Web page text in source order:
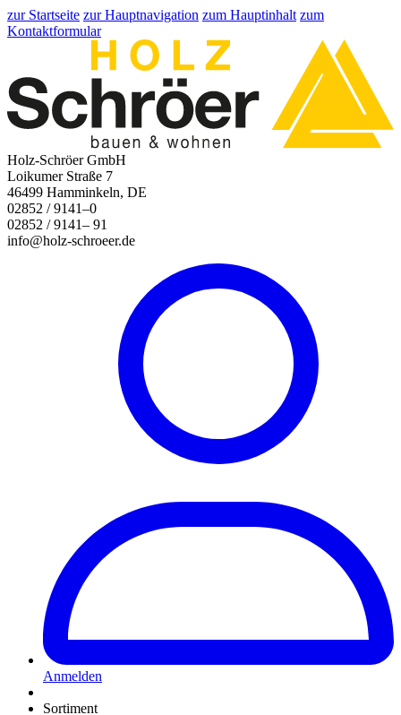
zur Startseite zur Hauptnavigation zum Hauptinhalt zum
Kontaktformular
Holz-Schröer GmbH
Loikumer Straße 7
46499 Hamminkeln, DE
02852 / 9141–0
02852 / 9141– 91
info@holz-schroeer.de
Anmelden
Sortiment